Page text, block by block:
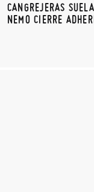
CANGREJERAS
NEMO CIERRE